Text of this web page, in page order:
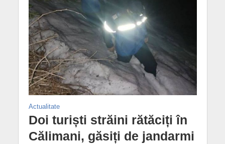
Actualitate
Doi turiști străini rătăciți în
Călimani, găsiți de jandarmi